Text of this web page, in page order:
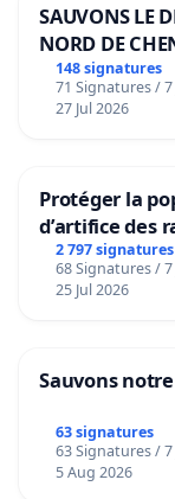
SAUVONS LE
NORD DE
148 signatures
71 Signatures /
27 Jul 2026
Protéger la
d’artifice des
2 797 signatures
68 Signatures /
25 Jul 2026
Sauvons
63 signatures
63 Signatures /
5 Aug 2026